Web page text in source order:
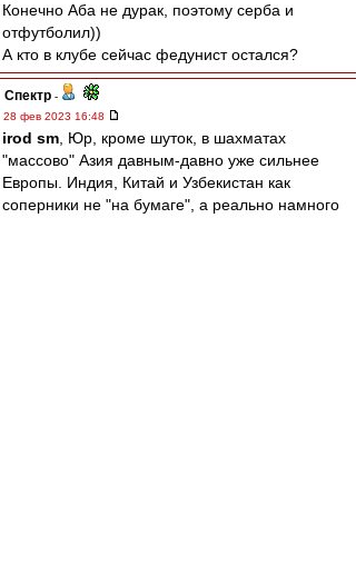
Конечно Аба не дурак, поэтому серба и
отфутболил))
А кто в клубе сейчас федунист остался?
Спектр -
28 фев 2023 16:48
irod sm , Юр, кроме шуток, в шахматах
"массово" Азия давным-давно уже сильнее
Европы. Индия, Китай и Узбекистан как
соперники не "на бумаге", а реально намного